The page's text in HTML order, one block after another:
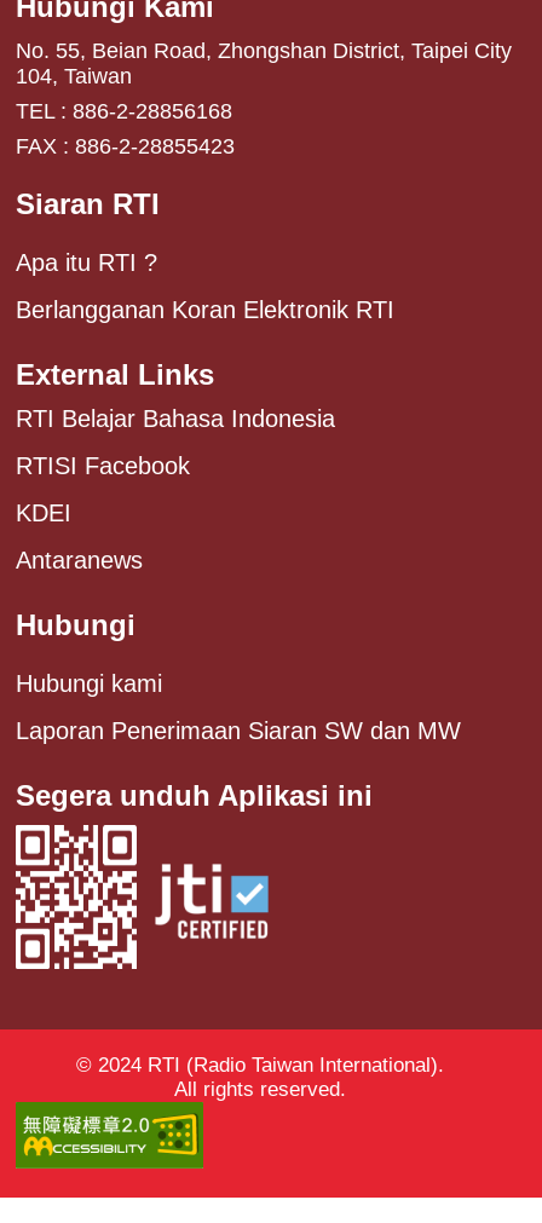
Hubungi Kami
No. 55, Beian Road, Zhongshan District, Taipei City
104, Taiwan
TEL : 886-2-28856168
FAX : 886-2-28855423
Siaran RTI
Apa itu RTI ?
Berlangganan Koran Elektronik RTI
External Links
RTI Belajar Bahasa Indonesia
RTISI Facebook
KDEI
Antaranews
Hubungi
Hubungi kami
Laporan Penerimaan Siaran SW dan MW
Segera unduh Aplikasi ini
© 2024 RTI (Radio Taiwan International).
All rights reserved.